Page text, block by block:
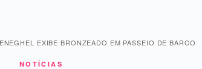
EXIBE BRONZEADO EM PASSEIO DE BARCO
NOTÍCIAS